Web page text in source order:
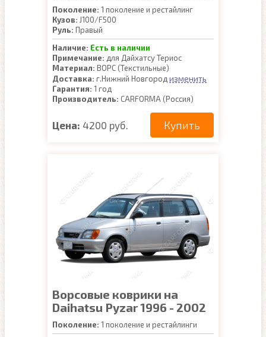
Поколение: 1 поколение и рестайлинг
Кузов: J100/F500
Руль: Правый
Наличие: Есть в наличии
Примечание: для Дайхатсу Териос
Материал: ВОРС (Текстильные)
Доставка: г.Нижний Новгород изменить
Гарантия: 1 год
Производитель: CARFORMA (Россия)
Цена: 4200 руб. Купить
Ворсовые коврики на
Daihatsu Pyzar 1996 - 2002
Поколение: 1 поколение и рестайлинги